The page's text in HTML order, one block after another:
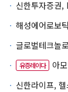
유증레이다
아모